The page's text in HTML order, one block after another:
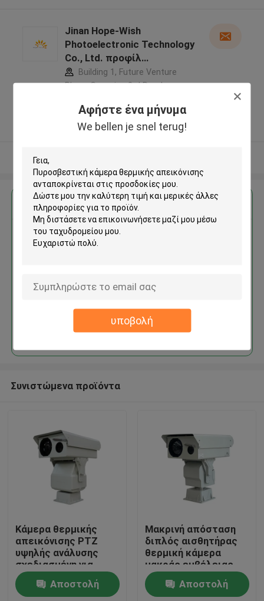
Αφήστε ένα μήνυμα
We bellen je snel terug!
υποβολή
Σπίτι
Προϊόντα
Σχετικά με εμάς
Jinan Hope-Wish
Photoelectronic Technology
Co., Ltd. προφίλ
κατασκευαστή
Building 1, Future Venture
Plaza, Gangxing 3rd Road,
5.0
Ελεγχμένος προμηθευτής
Αποκτήστε την καλύτερη τιμή για
Πυροσβεστική κάμερα
Να συνεχίσει
Συνιστώμενα προϊόντα
Κάμερα θερμικής
απεικόνισης PTZ
υψηλής ανάλυσης
σχεδιασμένη για
προστασία υποδομής
ζωτικής σημασίας
Αποστολή
Μακρινή απόσταση
διπλός αισθητήρας
θερμική κάμερα
μακράς εμβέλειας
ptz κάμερα μακράς
εμβέλειας κάμερα
Αποστολή